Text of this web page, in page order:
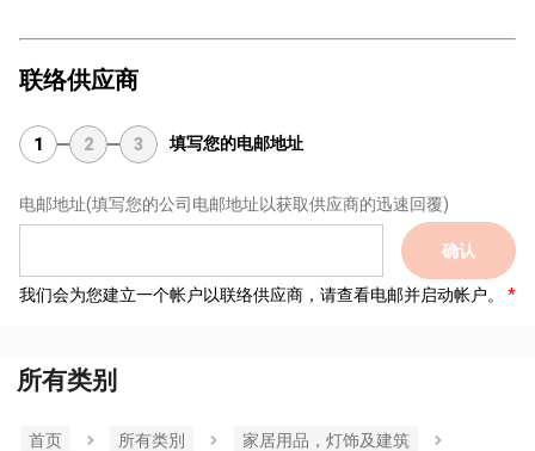
联络供应商
1 2 3 填写您的电邮地址
电邮地址(填写您的公司电邮地址以获取供应商的迅速回覆)
确认
我们会为您建立一个帐户以联络供应商，请查看电邮并启动帐户。
所有类别
首页 所有类別
家居用品，灯饰及建筑